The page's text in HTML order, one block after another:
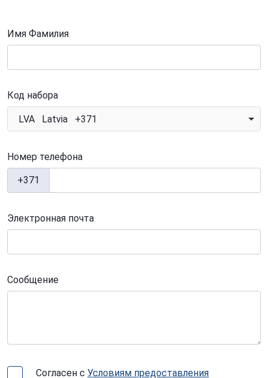
Имя Фамилия
Код набора
LVA Latvia +371
Номер телефона
+371
Электронная почта
Сообщение
Согласен с Условиям предоставления